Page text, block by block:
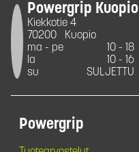
Powergrip Kuopio
Kiekkotie 4
70200
Kuopio
ma - pe
10 - 18
la
10 - 16
su
SULJETTU
Powergrip